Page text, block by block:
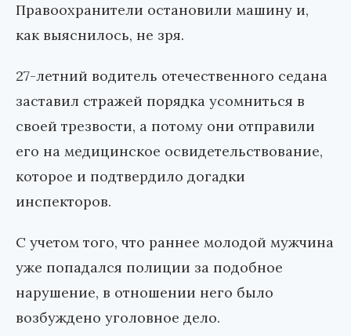
Правоохранители остановили машину и,
как выяснилось, не зря.
27-летний водитель отечественного седана
заставил стражей порядка усомниться в
своей трезвости, а потому они отправили
его на медицинское освидетельствование,
которое и подтвердило догадки
инспекторов.
С учетом того, что раннее молодой мужчина
уже попадался полиции за подобное
нарушение, в отношении него было
возбуждено уголовное дело.